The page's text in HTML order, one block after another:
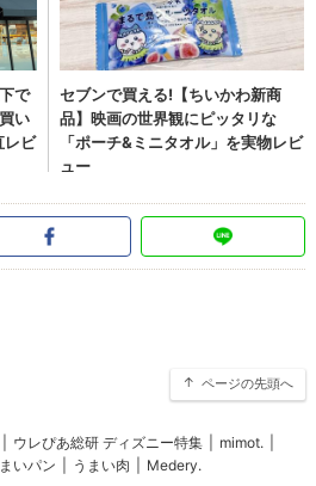
ページの先頭へ
ウレぴあ総研 ディズニー特集 mimot.
いパン うまい肉 Medery.